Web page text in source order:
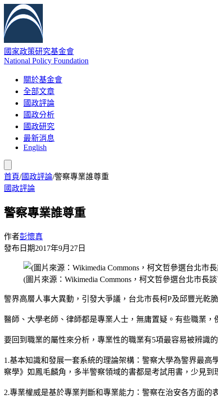
國家政策研究基金會
National Policy Foundation
關於基金會
全部文章
國政評論
國政分析
國政研究
最新消息
English
首頁/國政評論/警察專業誰尊重
國政評論
警察專業誰尊重
作者彭懷真
發布日期2017年9月27日
(圖片來源：Wikimedia Commons，柯文哲參選台北市長
警界高層人事大異動，引發大爭議，台北市長柯P及邱豐光乾
醫師、大學老師、律師都是專業人士，無庸置疑。有些職業
要回到職業的屬性來分析，專業性的職業有5項最容易被辨識
1.基本知識和發展一套系統的理論架構：警察大學為警界最
察學》如鳳毛麟角，多半警察領域的書都是考試用書，少見
2.專業權威是基於專業判斷和專業能力：警察在治安各方面